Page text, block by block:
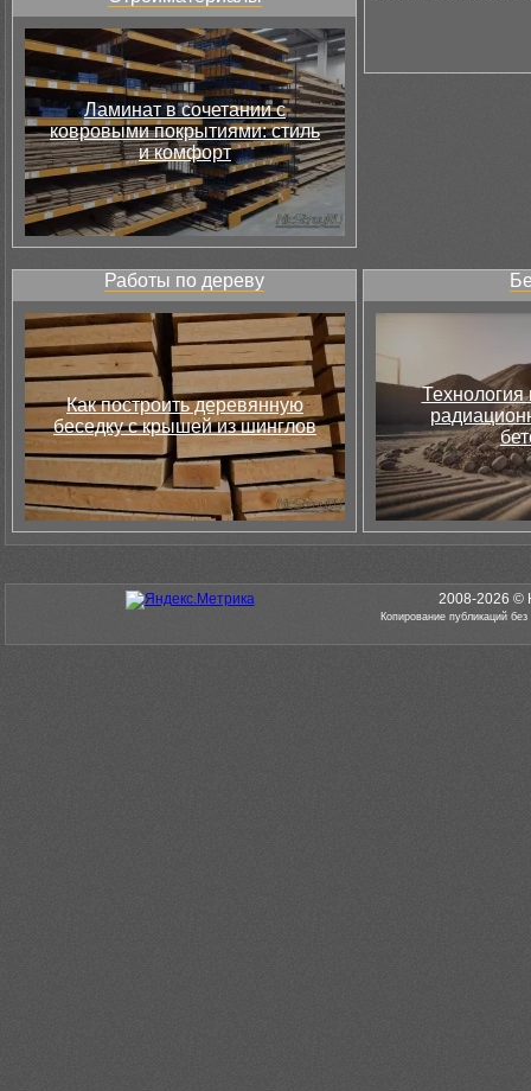
Ламинат в сочетании с
ковровыми покрытиями: стиль
и комфорт
Работы по дереву
Как построить деревянную
беседку с крышей из шинглов
Технология
2008-2026 ©
Копирование публикаций